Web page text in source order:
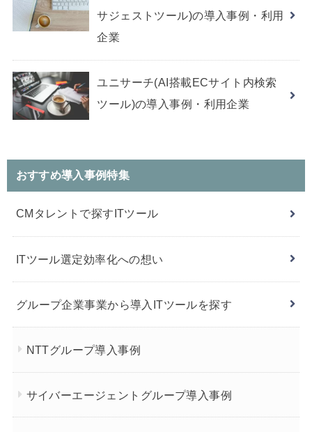
サジェストツール)の導入事例・利用
企業
ユニサーチ(AI搭載ECサイト内検索
ツール)の導入事例・利用企業
おすすめ導入事例特集
CMタレントで探すITツール
ITツール選定効率化への想い
グループ企業事業から導入ITツールを探す
NTTグループ導入事例
サイバーエージェントグループ導入事例